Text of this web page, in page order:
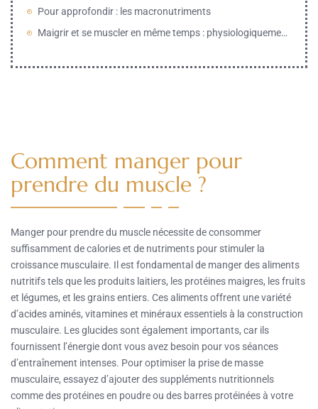
Pour approfondir : les macronutriments
Maigrir et se muscler en même temps : physiologiquement impossible ?
Comment manger pour
prendre du muscle ?
Manger pour prendre du muscle nécessite de consommer
suffisamment de calories et de nutriments pour stimuler la
croissance musculaire. Il est fondamental de manger des aliments
nutritifs tels que les produits laitiers, les protéines maigres, les fruits
et légumes, et les grains entiers. Ces aliments offrent une variété
d’acides aminés, vitamines et minéraux essentiels à la construction
musculaire. Les glucides sont également importants, car ils
fournissent l’énergie dont vous avez besoin pour vos séances
d’entraînement intenses. Pour optimiser la prise de masse
musculaire, essayez d’ajouter des suppléments nutritionnels
comme des protéines en poudre ou des barres protéinées à votre